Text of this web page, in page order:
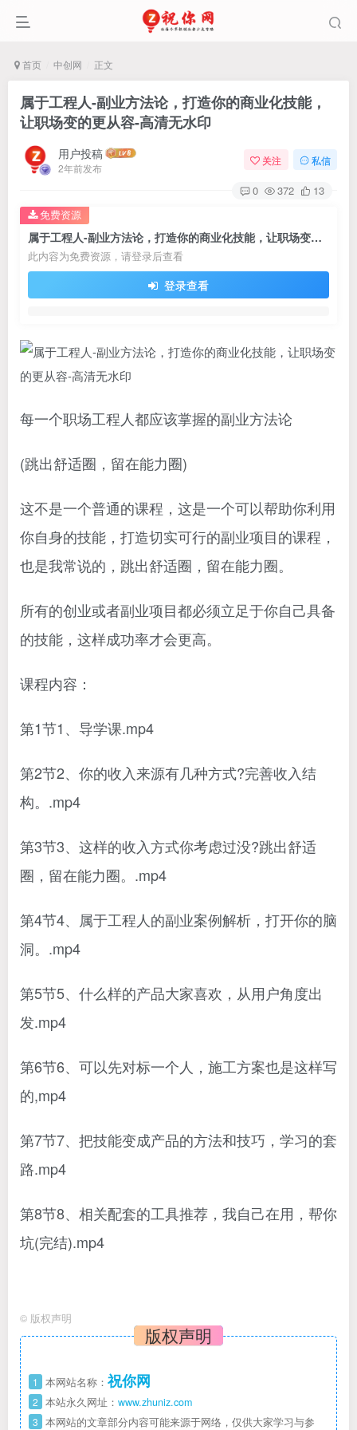
首页 中创网 正文
属于工程人-副业方法论，打造你的商业化技能，
让职场变的更从容-高清无水印
用户投稿
2年前发布
关注 私信
0 372 13
属于工程人-副业方法论，打造你的商业化技能，让职场变的更从容-高清无水印
此内容为免费资源，请登录后查看
登录查看
免费资源
每一个职场工程人都应该掌握的副业方法论
(跳出舒适圈，留在能力圈)
这不是一个普通的课程，这是一个可以帮助你利用
你自身的技能，打造切实可行的副业项目的课程，
也是我常说的，跳出舒适圈，留在能力圈。
所有的创业或者副业项目都必须立足于你自己具备
的技能，这样成功率才会更高。
课程内容：
第1节1、导学课.mp4
第2节2、你的收入来源有几种方式?完善收入结
构。.mp4
第3节3、这样的收入方式你考虑过没?跳出舒适
圈，留在能力圈。.mp4
第4节4、属于工程人的副业案例解析，打开你的脑
洞。.mp4
第5节5、什么样的产品大家喜欢，从用户角度出
发.mp4
第6节6、可以先对标一个人，施工方案也是这样写
的,mp4
第7节7、把技能变成产品的方法和技巧，学习的套
路.mp4
第8节8、相关配套的工具推荐，我自己在用，帮你
坑(完结).mp4
© 版权声明
版权声明
1 本网站名称： 祝你网
2 本站永久网址： www.zhuniz.com
3 本网站的文章部分内容可能来源于网络，仅供大家学习与参